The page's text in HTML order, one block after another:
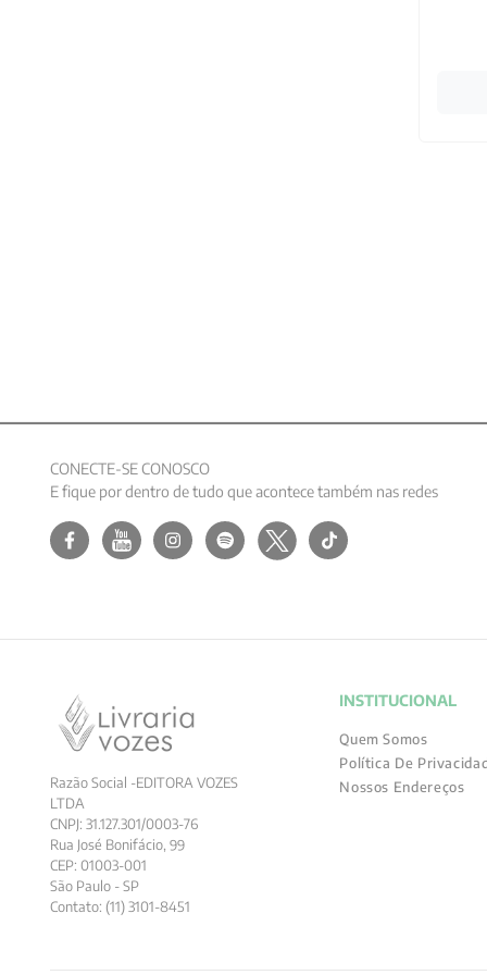
CONECTE-SE CONOSCO
E fique por dentro de tudo que acontece também nas redes
Razão Social -EDITORA VOZES
LTDA
CNPJ: 31.127.301/0003-76
Rua José Bonifácio, 99
CEP: 01003-001
São Paulo - SP
Contato: (11) 3101-8451
INSTITUCIONAL
Quem Somos
Política De
Nossos Endereços